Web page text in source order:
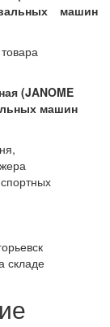
машин
(JANOME
машин
складе